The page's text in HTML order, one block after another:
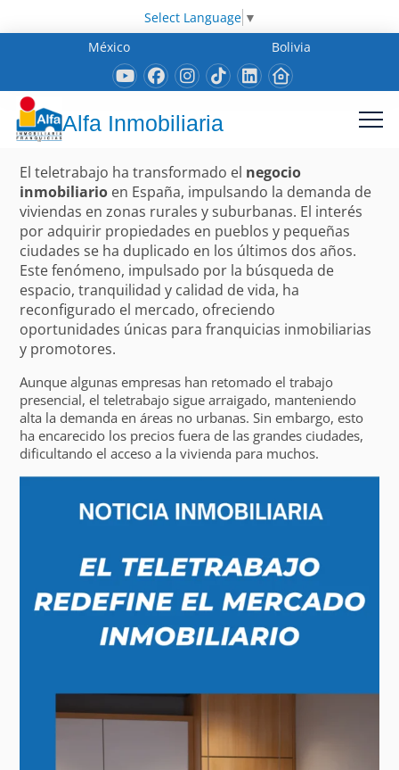
Select Language ▼
México
Bolivia
Alfa Inmobiliaria
El teletrabajo ha transformado el negocio
inmobiliario en España, impulsando la demanda de
viviendas en zonas rurales y suburbanas. El interés
por adquirir propiedades en pueblos y pequeñas
ciudades se ha duplicado en los últimos dos años.
Este fenómeno, impulsado por la búsqueda de
espacio, tranquilidad y calidad de vida, ha
reconfigurado el mercado, ofreciendo
oportunidades únicas para franquicias inmobiliarias
y promotores.
Aunque algunas empresas han retomado el trabajo
presencial, el teletrabajo sigue arraigado, manteniendo
alta la demanda en áreas no urbanas. Sin embargo, esto
ha encarecido los precios fuera de las grandes ciudades,
dificultando el acceso a la vivienda para muchos.